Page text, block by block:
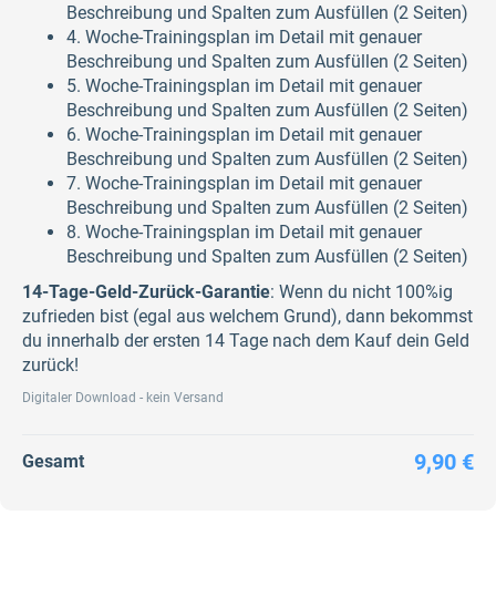
Beschreibung und Spalten zum Ausfüllen (2 Seiten)
4. Woche-Trainingsplan im Detail mit genauer
Beschreibung und Spalten zum Ausfüllen (2 Seiten)
5. Woche-Trainingsplan im Detail mit genauer
Beschreibung und Spalten zum Ausfüllen (2 Seiten)
6. Woche-Trainingsplan im Detail mit genauer
Beschreibung und Spalten zum Ausfüllen (2 Seiten)
7. Woche-Trainingsplan im Detail mit genauer
Beschreibung und Spalten zum Ausfüllen (2 Seiten)
8. Woche-Trainingsplan im Detail mit genauer
Beschreibung und Spalten zum Ausfüllen (2 Seiten)
14-Tage-Geld-Zurück-Garantie: Wenn du nicht 100%ig
zufrieden bist (egal aus welchem Grund), dann bekommst
du innerhalb der ersten 14 Tage nach dem Kauf dein Geld
zurück!
Digitaler Download - kein Versand
Gesamt 9,90 €